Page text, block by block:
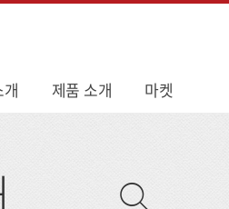
제품 소개 마켓